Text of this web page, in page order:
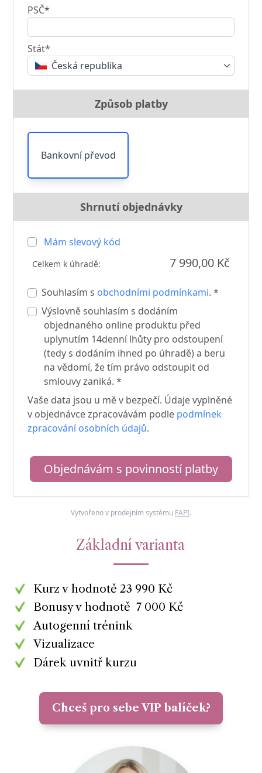
PSČ*
Stát*
Česká republika
Způsob platby
Bankovní převod
Shrnutí objednávky
Mám slevový kód
Celkem k úhradě: 7 990,00 Kč
Souhlasím s obchodními podmínkami. *
Výslovně souhlasím s dodáním
objednaného online produktu před
uplynutím 14denní lhůty pro odstoupení
(tedy s dodáním ihned po úhradě) a beru
na vědomí, že tím právo odstoupit od
smlouvy zaniká. *
Vaše data jsou u mě v bezpečí. Údaje vyplněné
v objednávce zpracovávám podle podmínek
zpracování osobních údajů.
Objednávám s povinností platby
Vytvořeno v prodejním systému FAPI.
Základní varianta
Kurz v hodnotě 23 990 Kč
Bonusy v hodnotě 7 000 Kč
Autogenní trénink
Vizualizace
Dárek uvnitř kurzu
Chceš pro sebe VIP balíček?